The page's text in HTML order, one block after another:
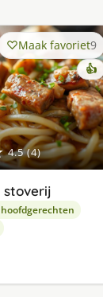
4.5 (4)
Maak favoriet9
👍
stoverij